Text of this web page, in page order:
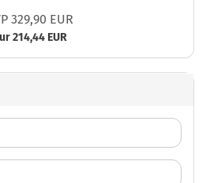
329,90 EUR
214,44 EUR